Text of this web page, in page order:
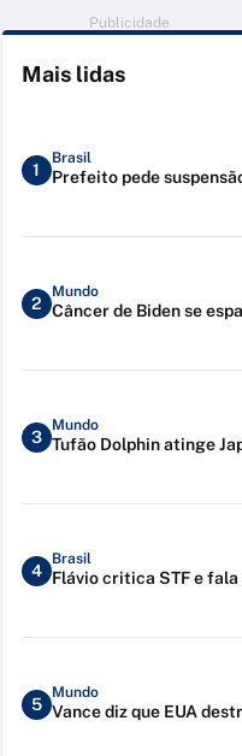
Publicidade
Mais lidas
1
Brasil
Prefeito pede
2
Mundo
Câncer de Biden se
3
Mundo
Tufão Dolphin atinge
4
Brasil
Flávio critica STF e
5
Mundo
Vance diz que EUA